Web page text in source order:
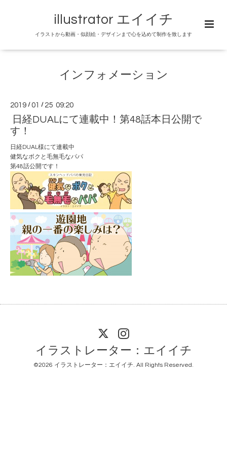
illustrator エイイチ
イラストから動画・似顔絵・デザインまで心を込めて制作を致します
インフォメーション
2019 /01 / 25 09:20
日経DUALにて連載中！第48話本日公開で
す！
日経DUAL様にて連載中
健気なボクと毛無毛なパパ
第48話公開です！
イラストレーター：エイイチ
©2026 イラストレーター：エイイチ. All Rights Reserved.